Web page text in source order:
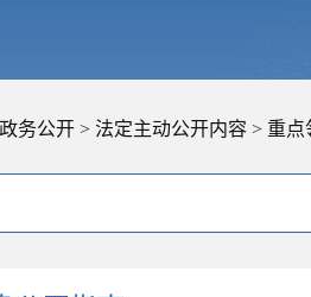
政务公开 > 法定主动公开内容 > 重点